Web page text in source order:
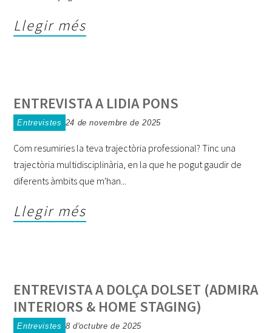
Llegir més
ENTREVISTA A LIDIA PONS
Entrevistes 24 de novembre de 2025
Com resumiries la teva trajectòria professional? Tinc una
trajectòria multidisciplinària, en la que he pogut gaudir de
diferents àmbits que m'han
Llegir més
ENTREVISTA A DOLÇA DOLSET (ADMIRA
INTERIORS & HOME STAGING)
Entrevistes 8 d'octubre de 2025